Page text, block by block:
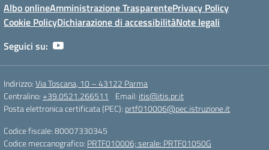
Albo onlineAmministrazione TrasparentePrivacy Policy
Cookie PolicyDichiarazione di accessibilitàNote legali
Seguici su:
Indirizzo:Via Toscana, 10 – 43122 Parma
Centralino:+39.0521.266511 Email: itis@itis.pr.it
Posta elettronica certificata (PEC): prtf010006@pec.istruzione.it
Codice fiscale: 80007330345
Codice meccanografico: PRTF010006; serale: PRTF01050G